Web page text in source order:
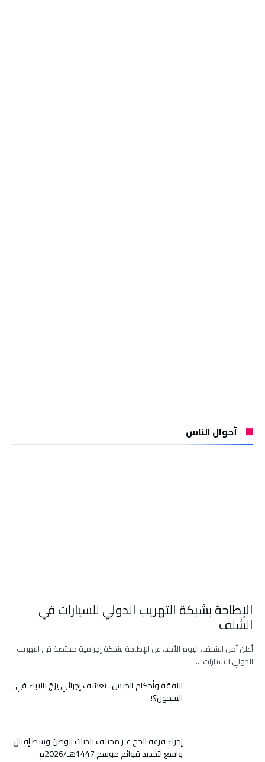
أحوال الناس
الإطاحة بشبكة التهريب الدولي للسيارات في
الشلف
أعلن أمن الشلف، اليوم الأحد، عن الإطاحة بشبكة إجرامية مختصة في التهريب
الدولي للسيارات. …
النفقة وأحكام الحبس.. تعسّف إجرائي يزجّ بالآباء في
السجون؟!
إجراء قرعة الحج عبر مختلف بلديات الوطن وسط إقبال
واسع لتحديد قوائم موسم 1447هـ/2026م